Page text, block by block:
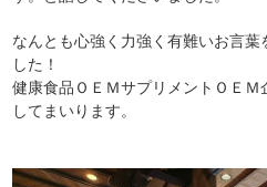
なんとも心強く力強く有難いお言葉
した！
健康食品ＯＥＭサプリメントＯＥ
してまいります。